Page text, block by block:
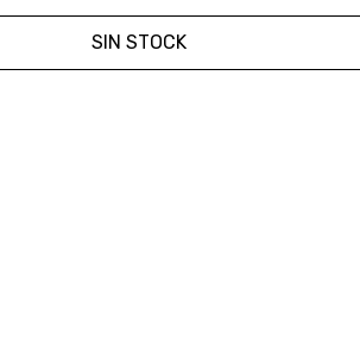
SIN STOCK